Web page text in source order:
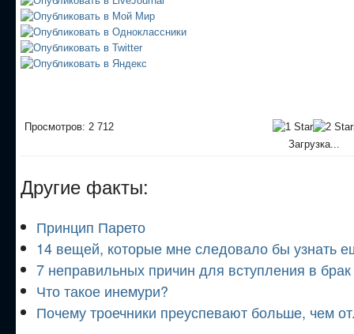
Просмотров: 2 712
Загрузка...
Другие факты:
Принцип Парето
14 вещей, которые мне следовало бы узнать
7 неправильных причин для вступления в брак
Что такое инемури?
Почему троечники преуспевают больше, чем